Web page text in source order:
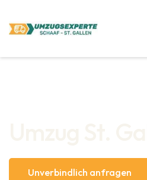
Unverbindlich anfragen